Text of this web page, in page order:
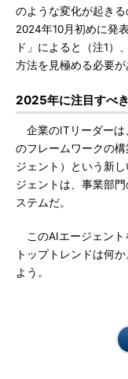
のような変化が起き
2024年10月初めに発
ド」によると（注1）
方法を見極める必要が
2025年に注目すべ
企業のITリーダーは
のフレームワークの
ジェント）という新
ジェントは、事業部
ステムだ。
このAIエージェント
トップトレンドは何
よう。